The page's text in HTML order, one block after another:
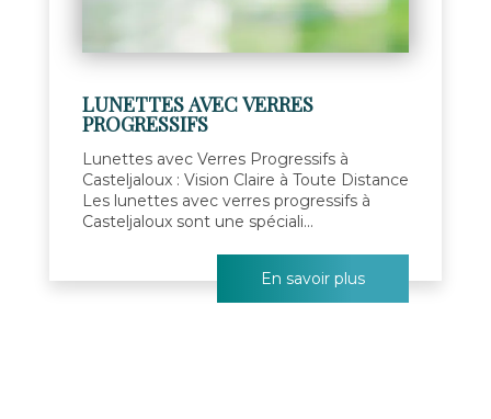
LUNETTES AVEC VERRES
PROGRESSIFS
Lunettes avec Verres Progressifs à
Casteljaloux : Vision Claire à Toute Distance
Les lunettes avec verres progressifs à
Casteljaloux sont une spéciali...
En savoir plus